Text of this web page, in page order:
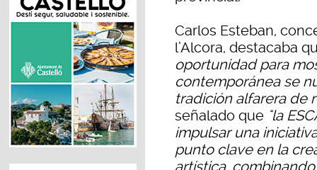
Carlos Esteban,
l’Alcora, destacaba
oportunidad para
contemporánea se
tradición alfarera de
señalado que "la
impulsar una
punto clave en la